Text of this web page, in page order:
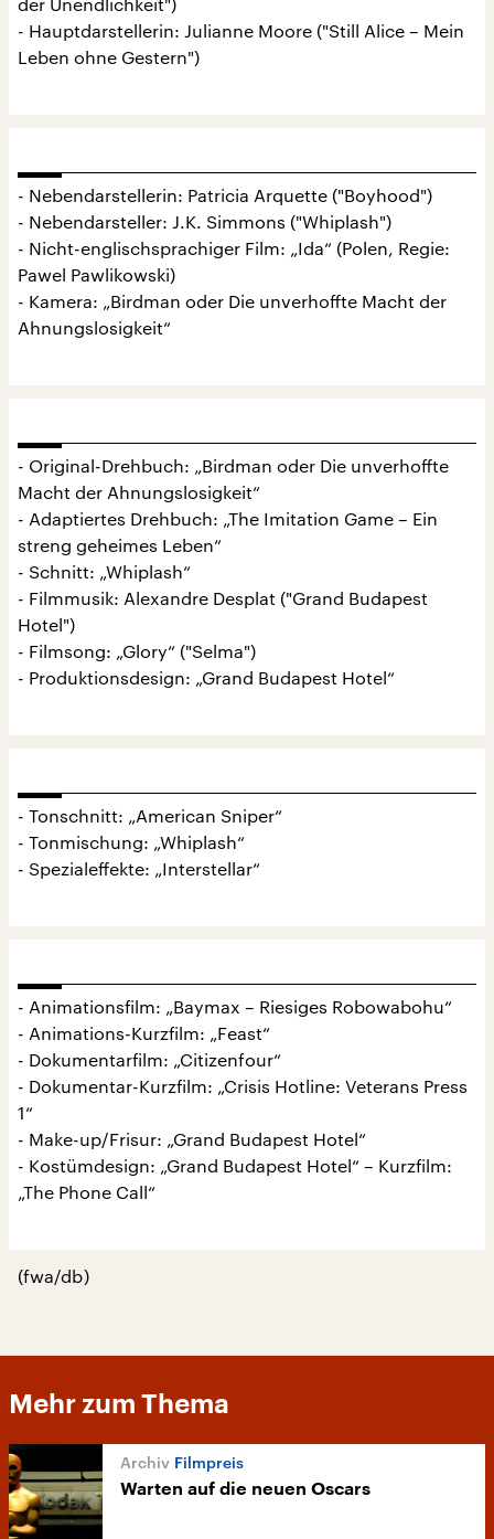
- Hauptdarstellerin: Julianne Moore ("Still Alice – Mein
Leben ohne Gestern")
- Nebendarstellerin: Patricia Arquette ("Boyhood")
- Nebendarsteller: J.K. Simmons ("Whiplash")
- Nicht-englischsprachiger Film: „Ida“ (Polen, Regie:
Pawel Pawlikowski)
- Kamera: „Birdman oder Die unverhoffte Macht der
Ahnungslosigkeit“
- Original-Drehbuch: „Birdman oder Die unverhoffte
Macht der Ahnungslosigkeit“
- Adaptiertes Drehbuch: „The Imitation Game – Ein
streng geheimes Leben“
- Schnitt: „Whiplash“
- Filmmusik: Alexandre Desplat ("Grand Budapest
Hotel")
- Filmsong: „Glory“ ("Selma")
- Produktionsdesign: „Grand Budapest Hotel“
- Tonschnitt: „American Sniper“
- Tonmischung: „Whiplash“
- Spezialeffekte: „Interstellar“
- Animationsfilm: „Baymax – Riesiges Robowabohu“
- Animations-Kurzfilm: „Feast“
- Dokumentarfilm: „Citizenfour“
- Dokumentar-Kurzfilm: „Crisis Hotline: Veterans Press
1“
- Make-up/Frisur: „Grand Budapest Hotel“
- Kostümdesign: „Grand Budapest Hotel“ – Kurzfilm:
„The Phone Call“
(fwa/db)
Mehr zum Thema
Filmpreis
Warten auf die neuen Oscars